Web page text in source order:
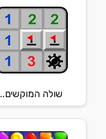
שולה המוקשים..